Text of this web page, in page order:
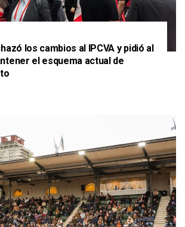
los cambios al IPCVA y pidió al
el esquema actual de